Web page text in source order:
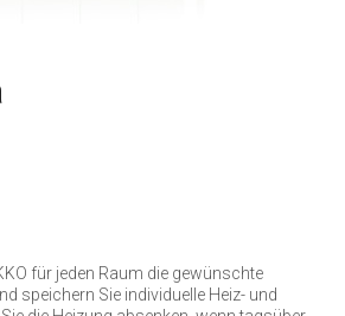
für jeden Raum die gewünschte
speichern Sie individuelle Heiz- und